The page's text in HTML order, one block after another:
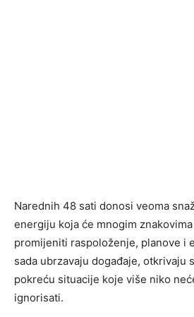
Narednih 48 sati donosi veoma
energiju koja će mnogim
promijeniti raspoloženje, planove i
sada ubrzavaju događaje, otkrivaju
pokreću situacije koje više niko
ignorisati.